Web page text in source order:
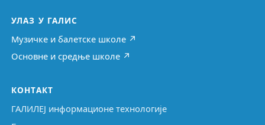
УЛАЗ У ГАЛИС
Музичке и балетске школе ↗
Основне и средње школе ↗
КОНТАКТ
ГАЛИЛЕЈ информационе технологије